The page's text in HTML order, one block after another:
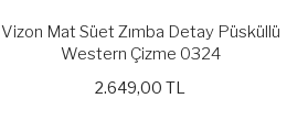
Vizon Mat Süet Zımba Detay Püsküllü
Western Çizme 0324
2.649,00 TL